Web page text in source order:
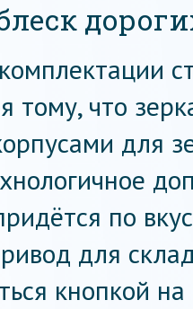
тому, что
для
по
для
кнопкой